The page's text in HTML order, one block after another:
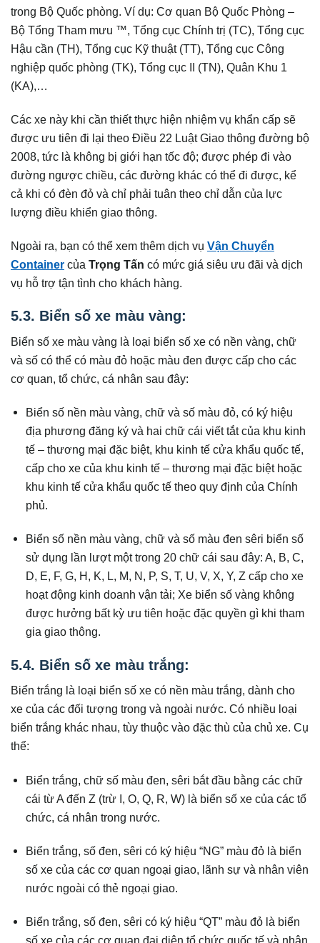
trong Bộ Quốc phòng. Ví dụ: Cơ quan Bộ Quốc Phòng –
Bộ Tổng Tham mưu ™, Tổng cục Chính trị (TC), Tổng cục
Hậu cần (TH), Tổng cục Kỹ thuật (TT), Tổng cục Công
nghiệp quốc phòng (TK), Tổng cục II (TN), Quân Khu 1
(KA),…
Các xe này khi cần thiết thực hiện nhiệm vụ khẩn cấp sẽ
được ưu tiên đi lại theo Điều 22 Luật Giao thông đường bộ
2008, tức là không bị giới hạn tốc độ; được phép đi vào
đường ngược chiều, các đường khác có thể đi được, kể
cả khi có đèn đỏ và chỉ phải tuân theo chỉ dẫn của lực
lượng điều khiển giao thông.
Ngoài ra, bạn có thể xem thêm dịch vụ Vận Chuyển
Container của Trọng Tấn có mức giá siêu ưu đãi và dịch
vụ hỗ trợ tận tình cho khách hàng.
5.3. Biển số xe màu vàng:
Biển số xe màu vàng là loại biển số xe có nền vàng, chữ
và số có thể có màu đỏ hoặc màu đen được cấp cho các
cơ quan, tổ chức, cá nhân sau đây:
Biển số nền màu vàng, chữ và số màu đỏ, có ký hiệu
địa phương đăng ký và hai chữ cái viết tắt của khu kinh
tế – thương mại đặc biệt, khu kinh tế cửa khẩu quốc tế,
cấp cho xe của khu kinh tế – thương mại đặc biệt hoặc
khu kinh tế cửa khẩu quốc tế theo quy định của Chính
phủ.
Biển số nền màu vàng, chữ và số màu đen sêri biển số
sử dụng lần lượt một trong 20 chữ cái sau đây: A, B, C,
D, E, F, G, H, K, L, M, N, P, S, T, U, V, X, Y, Z cấp cho xe
hoạt động kinh doanh vận tải; Xe biển số vàng không
được hưởng bất kỳ ưu tiên hoặc đặc quyền gì khi tham
gia giao thông.
5.4. Biển số xe màu trắng:
Biển trắng là loại biển số xe có nền màu trắng, dành cho
xe của các đối tượng trong và ngoài nước. Có nhiều loại
biển trắng khác nhau, tùy thuộc vào đặc thù của chủ xe. Cụ
thể:
Biển trắng, chữ số màu đen, sêri bắt đầu bằng các chữ
cái từ A đến Z (trừ I, O, Q, R, W) là biển số xe của các tổ
chức, cá nhân trong nước.
Biển trắng, số đen, sêri có ký hiệu “NG” màu đỏ là biển
số xe của các cơ quan ngoại giao, lãnh sự và nhân viên
nước ngoài có thẻ ngoại giao.
Biển trắng, số đen, sêri có ký hiệu “QT” màu đỏ là biển
số xe của các cơ quan đại diện tổ chức quốc tế và nhân